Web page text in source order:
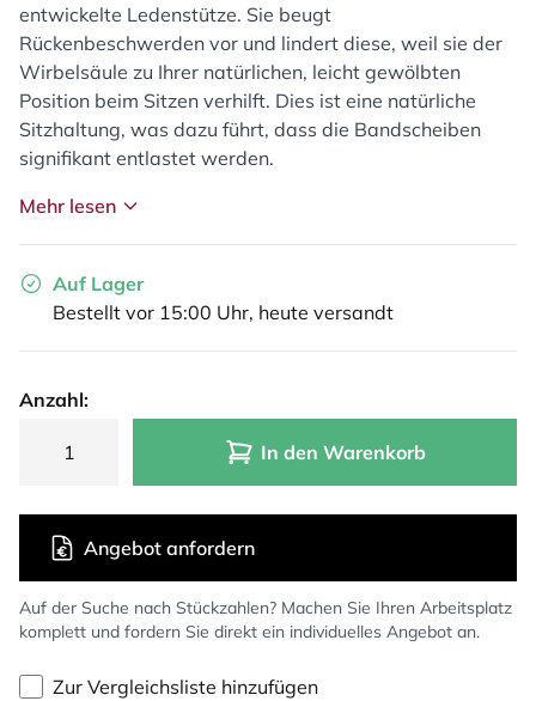
entwickelte Ledenstütze. Sie beugt
Rückenbeschwerden vor und lindert diese, weil sie der
Wirbelsäule zu Ihrer natürlichen, leicht gewölbten
Position beim Sitzen verhilft. Dies ist eine natürliche
Sitzhaltung, was dazu führt, dass die Bandscheiben
signifikant entlastet werden.
Mehr lesen
Auf Lager
Bestellt vor 15:00 Uhr, heute versandt
Anzahl:
In den Warenkorb
Auf der Suche nach Stückzahlen? Machen Sie Ihren Arbeitsplatz
komplett und fordern Sie direkt ein individuelles Angebot an.
Angebot anfordern
Zur Vergleichsliste hinzufügen